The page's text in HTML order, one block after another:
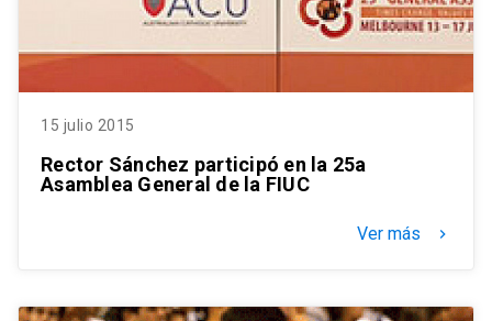
15 julio 2015
Rector Sánchez participó en la 25a
Asamblea General de la FIUC
Ver más keyboard_arrow_right